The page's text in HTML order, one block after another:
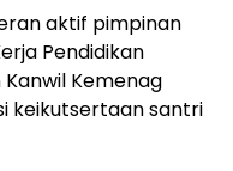
aktif pimpinan
Pendidikan
Kemenag
keikutsertaan santri